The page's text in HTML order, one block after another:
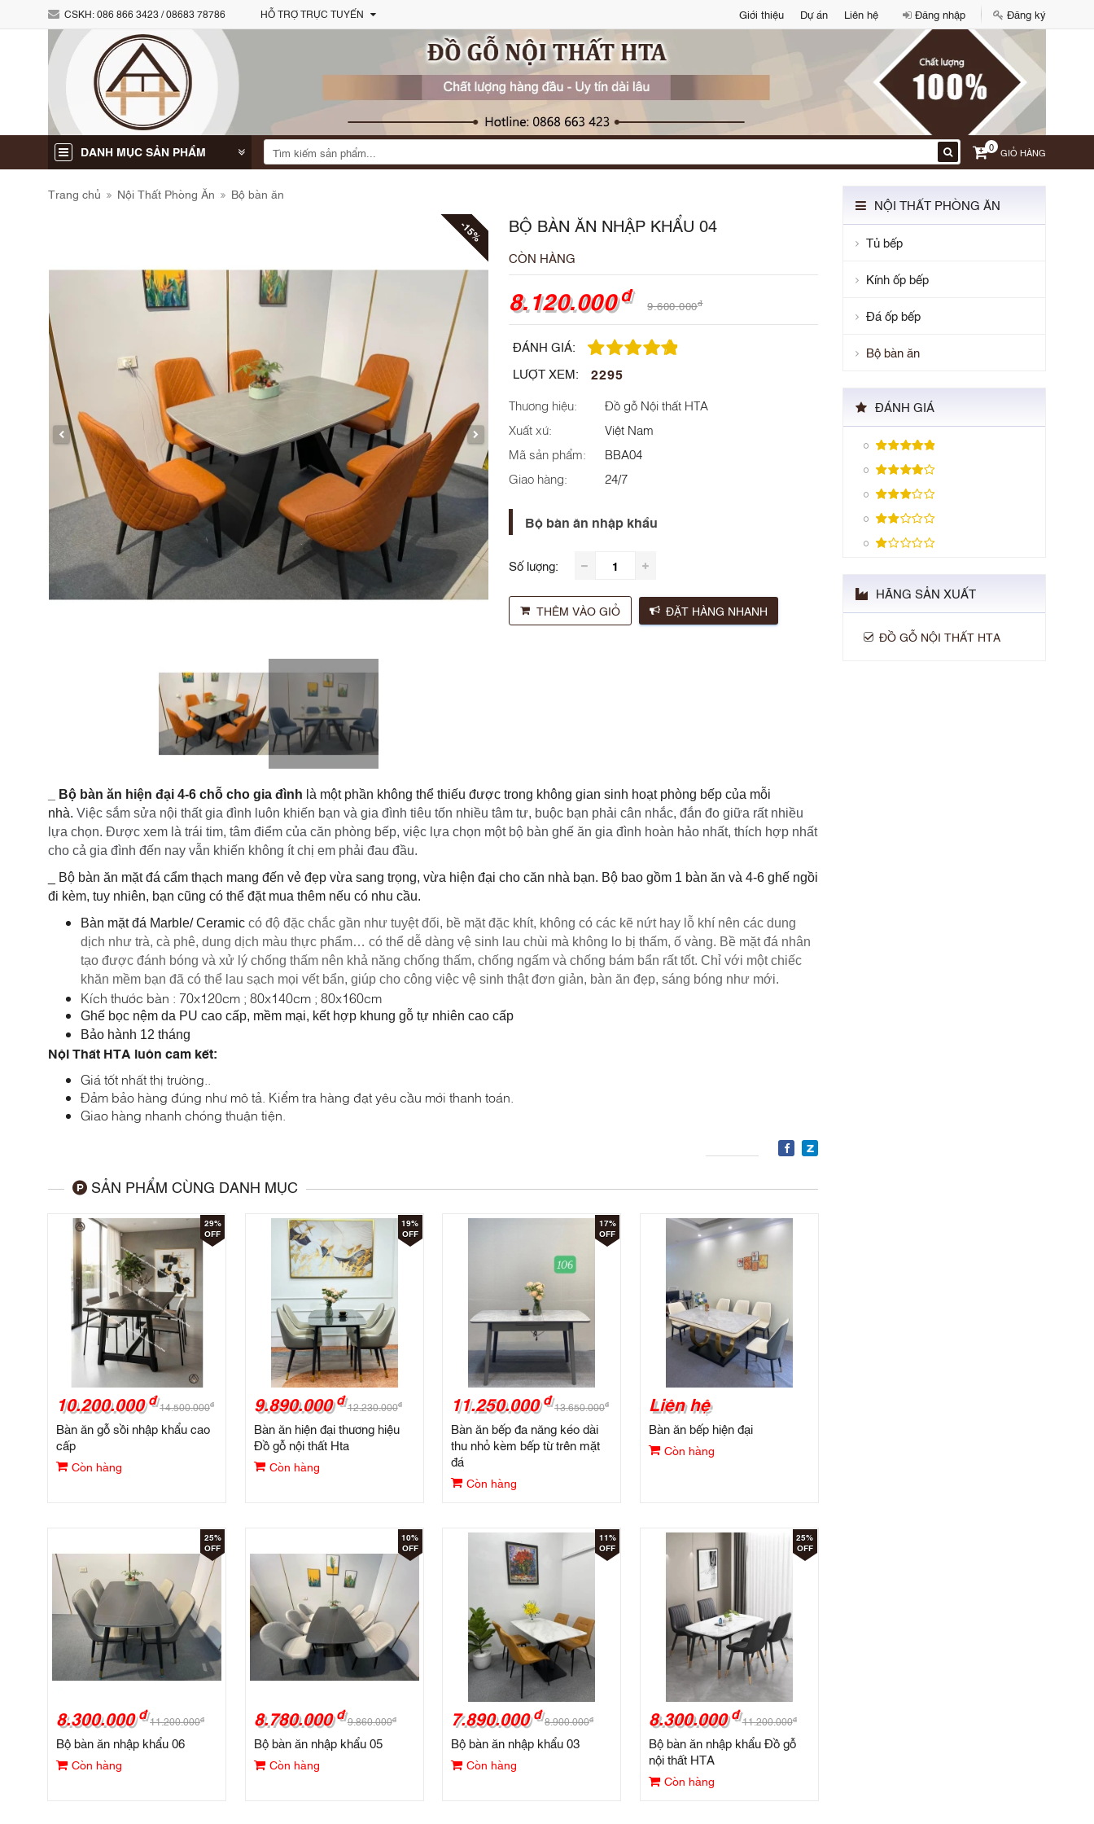
CSKH:086 866 3423 / 08683 78786 HỖ TRỢ TRỰC TUYẾN Giới thiệu Dự án Liên hệ Đăng nhập Đăng ký
DANH MỤC SẢN PHẨM GIỎ HÀNG
0
Trang chủ Nội Thất Phòng Ăn Bộ bàn ăn
-15% BỘ BÀN ĂN NHẬP KHẨU 04
CÒN HÀNG
8.120.000đ 9.600.000đ
ĐÁNH GIÁ:
LƯỢT XEM:
2295
Thương hiệu:
Đồ gỗ Nội thất HTA
Xuất xứ:
Việt Nam
Mã sản phẩm:
BBA04
Giao hàng:
24/7
Bộ bàn ăn nhập khẩu
Số lượng:
THÊM VÀO GIỎ ĐẶT HÀNG NHANH
_ Bộ bàn ăn hiện đại 4-6 chỗ cho gia đình là một phần không thể thiếu được trong không gian sinh hoạt phòng bếp của mỗi
nhà. Việc sắm sửa nội thất gia đình luôn khiến bạn và gia đình tiêu tốn nhiều tâm tư, buộc bạn phải cân nhắc, đắn đo giữa rất nhiều
lựa chọn. Được xem là trái tim, tâm điểm của căn phòng bếp, việc lựa chọn mộtbộ bàn ghế ăn gia đình hoàn hảo nhất, thích hợp nhất
cho cả gia đình đến nay vẫn khiến không ít chị em phải đau đầu.
_ Bộ bàn ăn mặt đá cẩm thạch mang đến vẻ đẹp vừa sang trọng, vừa hiện đại cho căn nhà bạn. Bộ bao gồm 1 bàn ăn và 4-6 ghế ngồi
đi kèm, tuy nhiên, bạn cũng có thể đặt mua thêm nếu có nhu cầu.
Bàn mặt đá Marble/ Ceramic có độ đặc chắc gần như tuyệt đối, bề mặt đặc khít, không có các kẽ nứt hay lỗ khí nên các dung
dịch như trà, cà phê, dung dịch màu thực phẩm… có thể dễ dàng vệ sinh lau chùi mà không lo bị thấm, ố vàng. Bề mặt đá nhân
tạo được đánh bóng và xử lý chống thấm nên khả năng chống thấm, chống ngấm và chống bám bẩn rất tốt. Chỉ với một chiếc
khăn mềm bạn đã có thể lau sạch mọi vết bẩn, giúp cho công việc vệ sinh thật đơn giản, bàn ăn đẹp, sáng bóng như mới.
Kích thước bàn : 70x120cm ; 80x140cm ; 80x160cm
Ghế bọc nệm da PU cao cấp, mềm mại, kết hợp khung gỗ tự nhiên cao cấp
Bảo hành 12 tháng
Nội Thất HTA luôn cam kết:
Giá tốt nhất thị trường.
Đảm bảo hàng đúng như mô tả. Kiểm tra hàng đạt yêu cầu mới thanh toán.
Giao hàng nhanh chóng thuận tiện.
SẢN PHẨM CÙNG DANH MỤC
29%
OFF
10.200.000 đ 14.500.000đ
Bàn ăn gỗ sồi nhập khẩu cao
cấp
Còn hàng
19%
OFF
9.890.000 đ 12.230.000đ
Bàn ăn hiện đại thương hiệu
Đồ gỗ nội thất Hta
Còn hàng
17%
OFF
11.250.000 đ 13.650.000đ
Bàn ăn bếp đa năng kéo dài
thu nhỏ kèm bếp từ trên mặt
đá
Còn hàng
Liên hệ
Bàn ăn bếp hiện đại
Còn hàng
25%
OFF
8.300.000 đ 11.200.000đ
Bộ bàn ăn nhập khẩu 06
Còn hàng
10%
OFF
8.780.000 đ 9.860.000đ
Bộ bàn ăn nhập khẩu 05
Còn hàng
11%
OFF
7.890.000 đ 8.900.000đ
Bộ bàn ăn nhập khẩu 03
Còn hàng
25%
OFF
8.300.000 đ 11.200.000đ
Bộ bàn ăn nhập khẩu Đồ gỗ
nội thất HTA
Còn hàng
NỘI THẤT PHÒNG ĂN
Tủ bếp
Kính ốp bếp
Đá ốp bếp
Bộ bàn ăn
ĐÁNH GIÁ
HÃNG SẢN XUẤT
ĐỒ GỖ NỘI THẤT HTA